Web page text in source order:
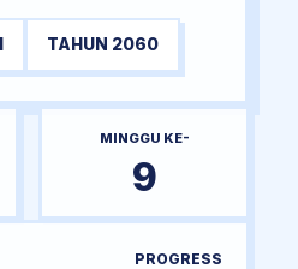
TAHUN 2060
MINGGU KE-
9
PROGRESS